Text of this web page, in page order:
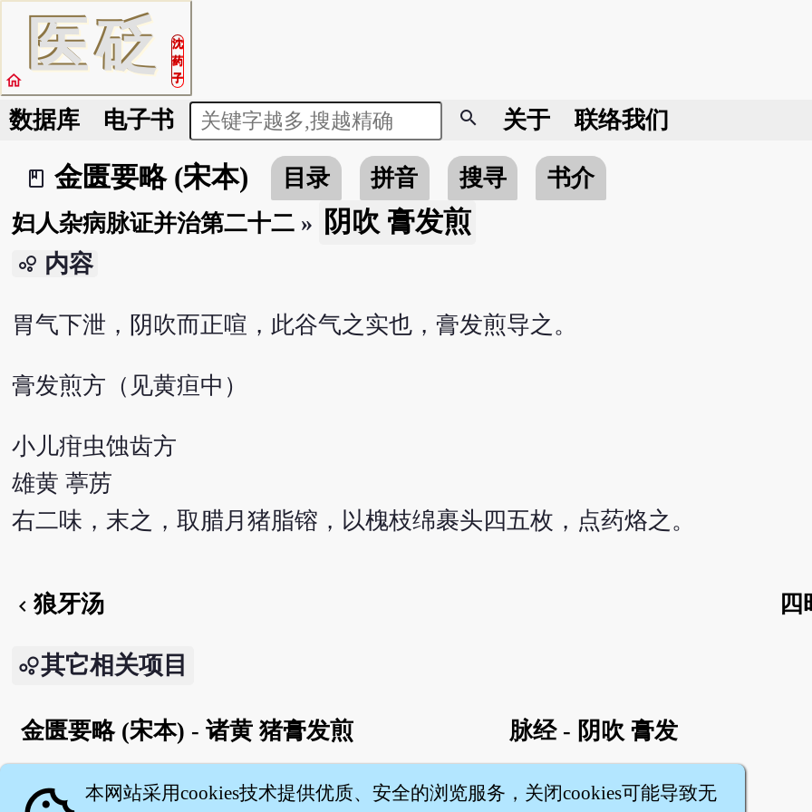
医砭
沈
药
子
home
数据库 电子书 search 关于 联络我们
book_2
金匮要略 (宋本) 目录 拼音 搜寻
书介
妇人杂病脉证并治第二十二» 阴吹 膏发煎
bubble_chart 内容
胃气下泄，阴吹而正喧，此谷气之实也，膏发煎导之。
膏发煎方（见黄疸中）
小儿疳虫蚀齿方
雄黄 葶苈
右二味，末之，取腊月猪脂镕，以槐枝绵裹头四五枚，点药烙之。
chevron_left 狼牙汤
其它相关项目
金匮要略 (宋本) - 诸黄 猪膏发煎 脉经 - 阴吹 膏发
English version本网站采用cookies技术提供优质、安全的浏览服务，关闭cookies可能导致无